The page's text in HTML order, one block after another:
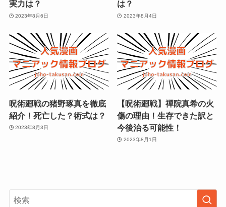
実力は？
2023年8月6日
は？
2023年8月4日
呪術廻戦の猪野琢真を徹底
紹介！死亡した？術式は？
2023年8月3日
【呪術廻戦】禪院真希の火
傷の理由！生存できた訳と
今後治る可能性！
2023年8月1日